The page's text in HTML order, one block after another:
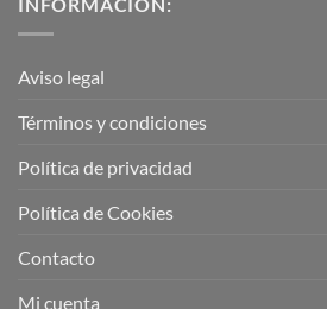
Aviso legal
Términos y condiciones
Política de privacidad
Política de Cookies
Contacto
Mi cuenta